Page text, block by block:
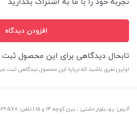
افزودن دیدگاه
تابحال دیدگاهی برای این محصول
اولین نفری باشید که درباره این محصول دیدگاهی ثبت